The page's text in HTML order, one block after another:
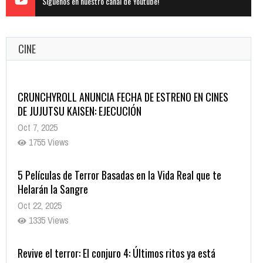
CINE
CRUNCHYROLL ANUNCIA FECHA DE ESTRENO EN CINES
DE JUJUTSU KAISEN: EJECUCIÓN
Oct 7, 2025
1755 Views
5 Películas de Terror Basadas en la Vida Real que te
Helarán la Sangre
Oct 22, 2025
1335 Views
Revive el terror: El conjuro 4: Últimos ritos ya está